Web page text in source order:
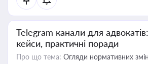
Telegram канали для
кейси, практичні поради
Про що тема: Огляди нормативних